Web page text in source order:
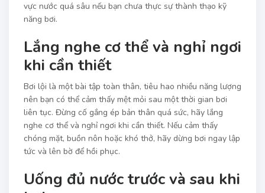
vực nước quá sâu nếu bạn chưa thực sự thành thạo kỹ
năng bơi.
Lắng nghe cơ thể và nghỉ ngơi
khi cần thiết
Bơi lội là một bài tập toàn thân, tiêu hao nhiều năng lượng
nên bạn có thể cảm thấy mệt mỏi sau một thời gian bơi
liên tục. Đừng cố gắng ép bản thân quá sức, hãy lắng
nghe cơ thể và nghỉ ngơi khi cần thiết. Nếu cảm thấy
chóng mặt, buồn nôn hoặc khó thở, hãy dừng bơi ngay lập
tức và lên bờ để hồi phục.
Uống đủ nước trước và sau khi